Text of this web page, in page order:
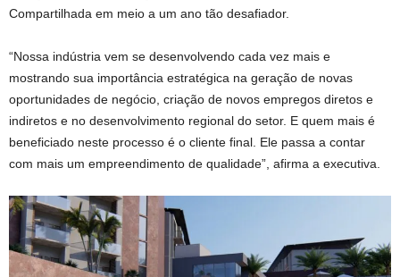
Compartilhada em meio a um ano tão desafiador.
“Nossa indústria vem se desenvolvendo cada vez mais e
mostrando sua importância estratégica na geração de novas
oportunidades de negócio, criação de novos empregos diretos e
indiretos e no desenvolvimento regional do setor. E quem mais é
beneficiado neste processo é o cliente final. Ele passa a contar
com mais um empreendimento de qualidade”, afirma a executiva.